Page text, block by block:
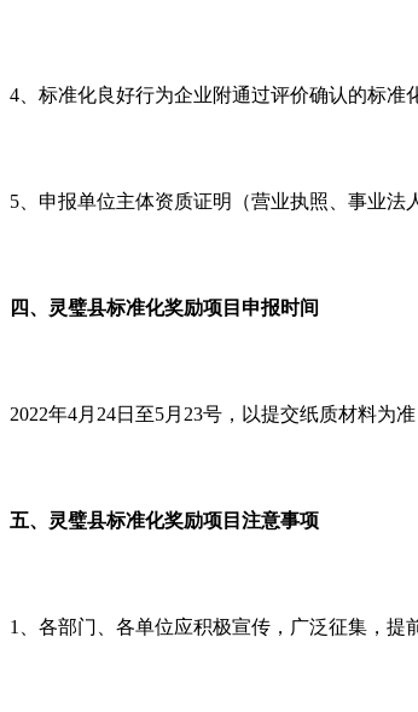
4、标准化良好行为企业附通过评价确认的标准
5、申报单位主体资质证明（营业执照、事业法
四、灵璧县标准化奖励项目申报时间
2022年4月24日至5月23号，以提交纸质材料为
五、灵璧县标准化奖励项目注意事项
1、各部门、各单位应积极宣传，广泛征集，提